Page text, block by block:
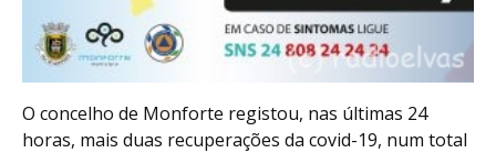
O concelho de Monforte registou, nas últimas 24
horas, mais duas recuperações da covid-19, num total